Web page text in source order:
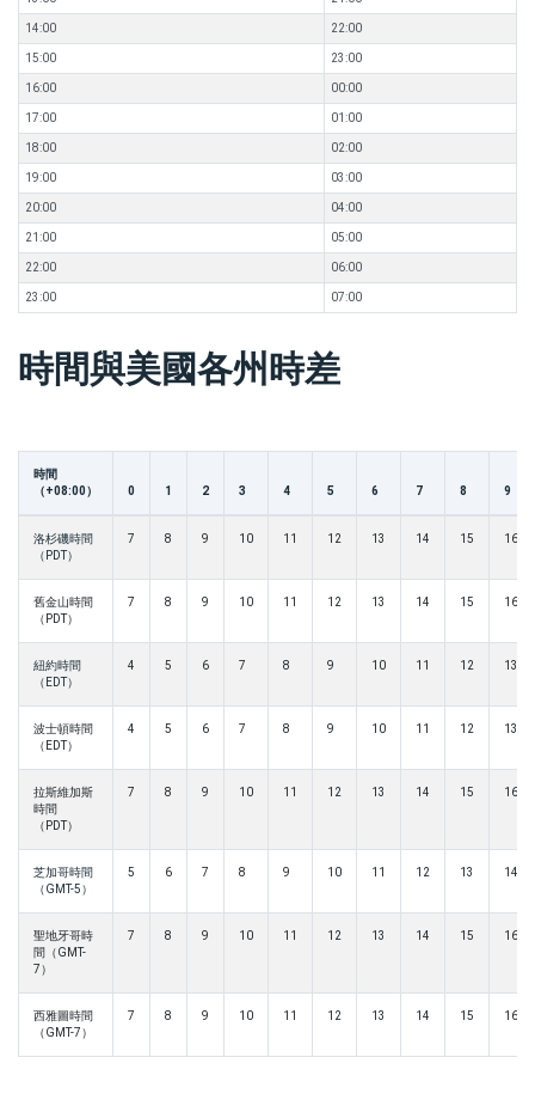
14:00 22:00
15:00 23:00
16:00 00:00
17:00 01:00
18:00 02:00
19:00 03:00
20:00 04:00
21:00 05:00
22:00 06:00
23:00 07:00
時間與美國各州時差
時間
（+08:00）
0 1 2 3 4 5 6 7 8 9
洛杉磯時間
（PDT）
7 8 9 10 11 12 13 14 15 16
舊金山時間
（PDT）
7 8 9 10 11 12 13 14 15 16
紐約時間
（EDT）
4 5 6 7 8 9 10 11 12 13
波士頓時間
（EDT）
4 5 6 7 8 9 10 11 12 13
拉斯維加斯
時間
（PDT）
7 8 9 10 11 12 13 14 15 16
芝加哥時間
（GMT-5）
5 6 7 8 9 10 11 12 13 14
聖地牙哥時
間（GMT-
7）
7 8 9 10 11 12 13 14 15 16
西雅圖時間
（GMT-7）
7 8 9 10 11 12 13 14 15 16